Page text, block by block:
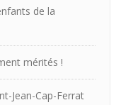
de la
mérités !
Jean-Cap-Ferrat